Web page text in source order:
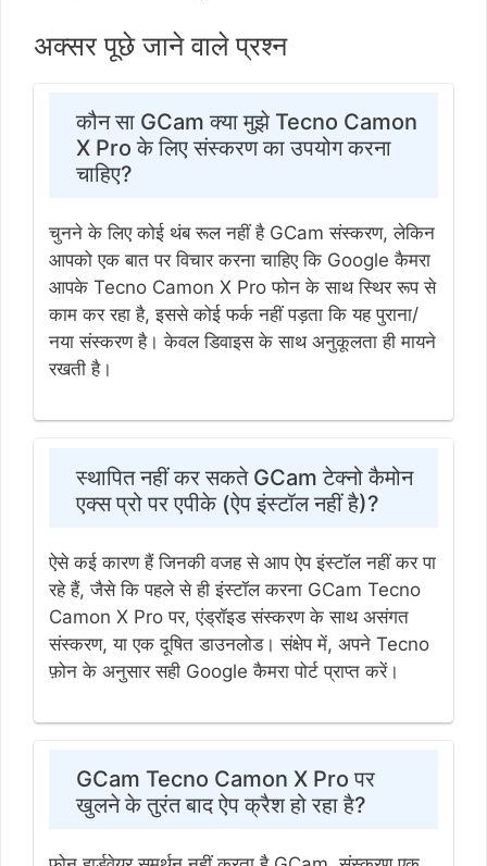
अक्सर पूछे जाने वाले प्रश्न
कौन सा GCam क्या मुझे Tecno Camon
X Pro के लिए संस्करण का उपयोग करना
चाहिए?
चुनने के लिए कोई थंब रूल नहीं है GCam संस्करण, लेकिन
आपको एक बात पर विचार करना चाहिए कि Google कैमरा
आपके Tecno Camon X Pro फोन के साथ स्थिर रूप से
काम कर रहा है, इससे कोई फर्क नहीं पड़ता कि यह पुराना/
नया संस्करण है। केवल डिवाइस के साथ अनुकूलता ही मायने
रखती है।
स्थापित नहीं कर सकते GCam टेक्नो कैमोन
एक्स प्रो पर एपीके (ऐप इंस्टॉल नहीं है)?
ऐसे कई कारण हैं जिनकी वजह से आप ऐप इंस्टॉल नहीं कर पा
रहे हैं, जैसे कि पहले से ही इंस्टॉल करना GCam Tecno
Camon X Pro पर, एंड्रॉइड संस्करण के साथ असंगत
संस्करण, या एक दूषित डाउनलोड। संक्षेप में, अपने Tecno
फ़ोन के अनुसार सही Google कैमरा पोर्ट प्राप्त करें।
GCam Tecno Camon X Pro पर
खुलने के तुरंत बाद ऐप क्रैश हो रहा है?